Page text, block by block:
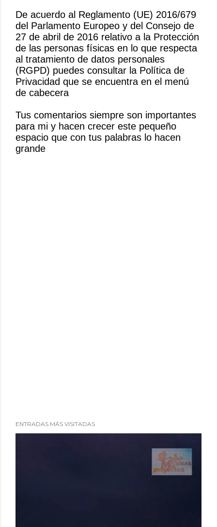
P
u
b
l
i
c
a
u
n
c
o
De acuerdo al Reglamento (UE) 2016/679
del Parlamento Europeo y del Consejo de
27 de abril de 2016 relativo a la Protección
de las personas físicas en lo que respecta
al tratamiento de datos personales
(RGPD) puedes consultar la Política de
Privacidad que se encuentra en el menú
de cabecera
Tus comentarios siempre son importantes
para mi y hacen crecer este pequeño
espacio que con tus palabras lo hacen
grande
ENTRADAS MÁS VISITADAS